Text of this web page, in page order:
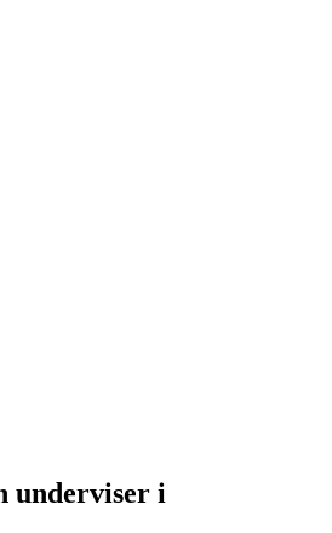
underviser i